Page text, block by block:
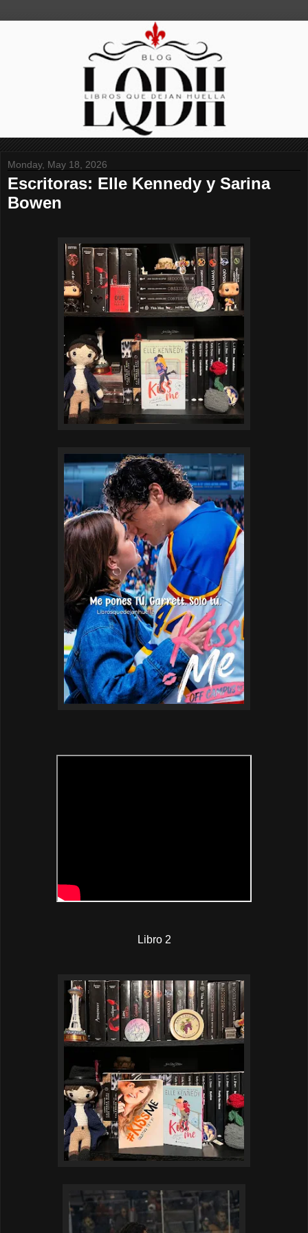
Monday, May 18, 2026
Escritoras: Elle Kennedy y Sarina
Bowen
Libro 2